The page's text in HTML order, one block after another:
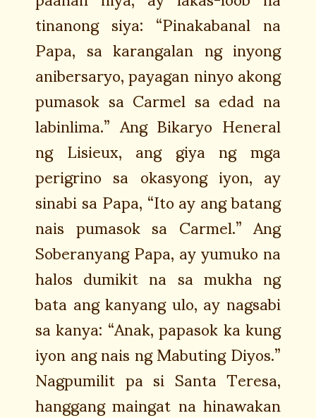
tinanong siya: “Pinakabanal na
Papa, sa karangalan ng inyong
anibersaryo, payagan ninyo akong
pumasok sa Carmel sa edad na
labinlima.” Ang Bikaryo Heneral
ng Lisieux, ang giya ng mga
perigrino sa okasyong iyon, ay
sinabi sa Papa, “Ito ay ang batang
nais pumasok sa Carmel.” Ang
Soberanyang Papa, ay yumuko na
halos dumikit na sa mukha ng
bata ang kanyang ulo, ay nagsabi
sa kanya: “Anak, papasok ka kung
iyon ang nais ng Mabuting Diyos.”
Nagpumilit pa si Santa Teresa,
hanggang maingat na hinawakan